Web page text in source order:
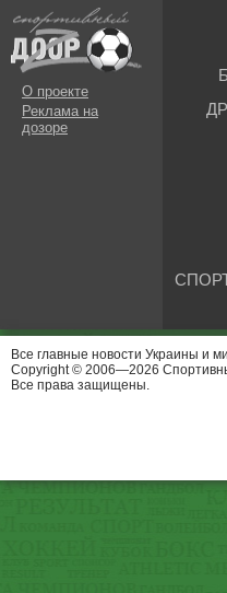
О проекте
Реклама на
дозоре
Все главные новости Украины и
Copyright © 2006—2026
Все права защищены.